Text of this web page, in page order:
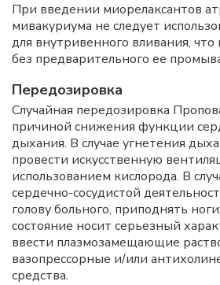
При введении миорелаксантов
мивакуриума не следует
для внутривенного вливания,
без предварительного ее
Передозировка
Случайная передозировка
причиной снижения функции
дыхания. В случае угнетения
провести искусственную
использованием кислорода. В
сердечно-сосудистой
голову больного, приподнять
состояние носит серьезный
ввести плазмозамещающие
вазопрессорные и/или
средства.